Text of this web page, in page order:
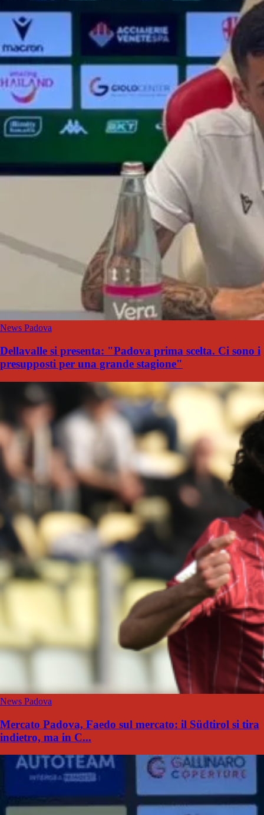
News Padova
Dellavalle si presenta: "Padova prima scelta. Ci sono i
presupposti per una grande stagione"
News Padova
Mercato Padova, Faedo sul mercato: il Südtirol si tira
indietro, ma in C...